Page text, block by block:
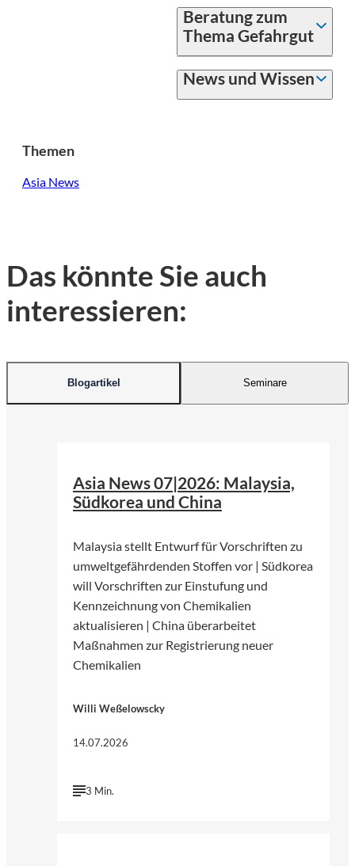
Beratung zum
Thema Gefahrgut
News und Wissen
Themen
Asia News
Das könnte Sie auch
interessieren:
Blogartikel Seminare
Asia News 07|2026: Malaysia,
Südkorea und China
Malaysia stellt Entwurf für Vorschriften zu
umweltgefährdenden Stoffen vor | Südkorea
will Vorschriften zur Einstufung und
Kennzeichnung von Chemikalien
aktualisieren | China überarbeitet
Maßnahmen zur Registrierung neuer
Chemikalien
Willi Weßelowscky
14.07.2026
3 Min.